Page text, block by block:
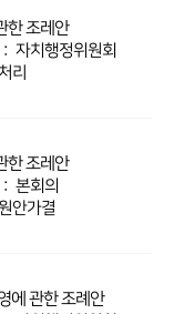
한 조레안
자치행정위원회
리
한 조레안
본회의
안가결
에 관한 조례안